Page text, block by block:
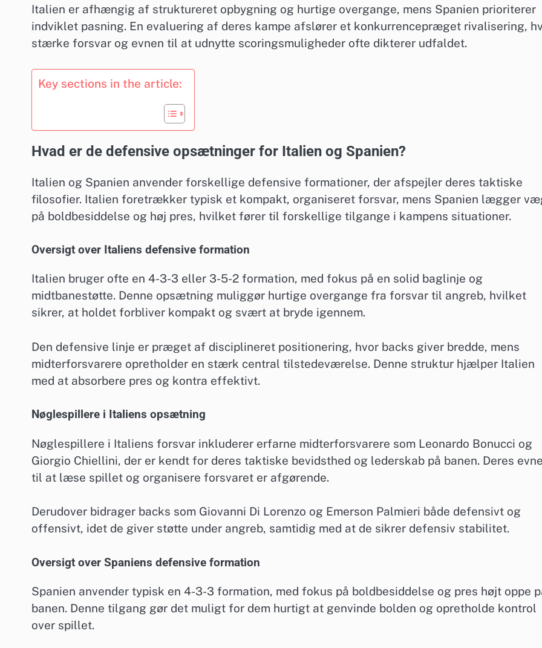
Italien er afhængig af struktureret opbygning og hurtige overgange, mens Spanien prioriterer
indviklet pasning. En evaluering af deres kampe afslører et konkurrencepræget rivalisering,
stærke forsvar og evnen til at udnytte scoringsmuligheder ofte dikterer udfaldet.
Key sections in the article:
Hvad er de defensive opsætninger for Italien og Spanien?
Italien og Spanien anvender forskellige defensive formationer, der afspejler deres taktiske
filosofier. Italien foretrækker typisk et kompakt, organiseret forsvar, mens Spanien lægger
på boldbesiddelse og høj pres, hvilket fører til forskellige tilgange i kampens situationer.
Oversigt over Italiens defensive formation
Italien bruger ofte en 4-3-3 eller 3-5-2 formation, med fokus på en solid baglinje og
midtbanestøtte. Denne opsætning muliggør hurtige overgange fra forsvar til angreb, hvilket
sikrer, at holdet forbliver kompakt og svært at bryde igennem.
Den defensive linje er præget af disciplineret positionering, hvor backs giver bredde, mens
midterforsvarere opretholder en stærk central tilstedeværelse. Denne struktur hjælper Italien
med at absorbere pres og kontra effektivt.
Nøglespillere i Italiens opsætning
Nøglespillere i Italiens forsvar inkluderer erfarne midterforsvarere som Leonardo Bonucci og
Giorgio Chiellini, der er kendt for deres taktiske bevidsthed og lederskab på banen. Deres
til at læse spillet og organisere forsvaret er afgørende.
Derudover bidrager backs som Giovanni Di Lorenzo og Emerson Palmieri både defensivt og
offensivt, idet de giver støtte under angreb, samtidig med at de sikrer defensiv stabilitet.
Oversigt over Spaniens defensive formation
Spanien anvender typisk en 4-3-3 formation, med fokus på boldbesiddelse og pres højt oppe
banen. Denne tilgang gør det muligt for dem hurtigt at genvinde bolden og opretholde kontrol
over spillet.